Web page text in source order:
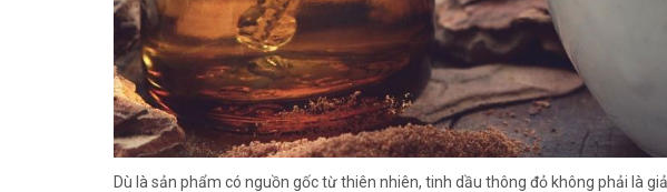
Dù là sản phẩm có nguồn gốc từ thiên nhiên, tinh dầu thông đỏ không phải là